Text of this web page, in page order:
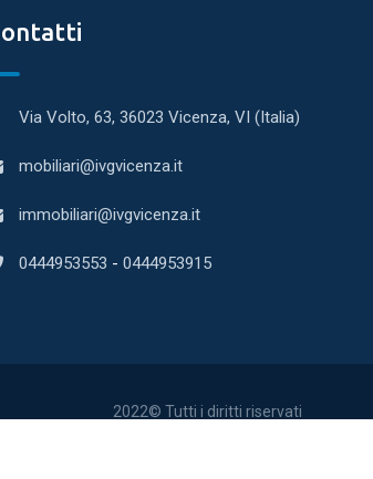
Via Volto, 63, 36023 Vicenza, VI (Italia)
mobiliari@ivgvicenza.it
immobiliari@ivgvicenza.it
0444953553 - 0444953915
2022© Tutti i diritti riservati